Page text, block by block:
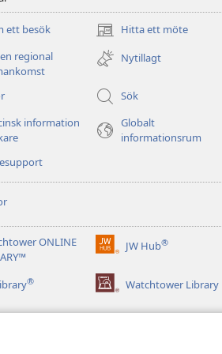
ett besök Hitta ett möte
(öppnar
nytt
fönster)
regional
Nytillagt
Sök
information
Globalt
informationsrum
ONLINE
JW Hub®
(öppnar
fönster)
® Watchtower Library